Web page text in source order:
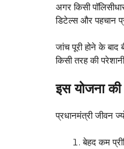
अगर किसी
डिटेल्स और पहचान
जांच पूरी होने के बाद
किसी तरह की
इस योजना
प्रधानमंत्री जीवन
बेहद कम